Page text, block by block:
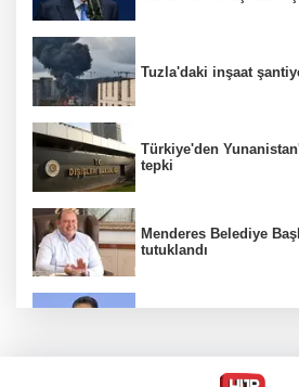
Tuzla'daki inşaat
Türkiye'den
tepki
Menderes Belediye
tutuklandı